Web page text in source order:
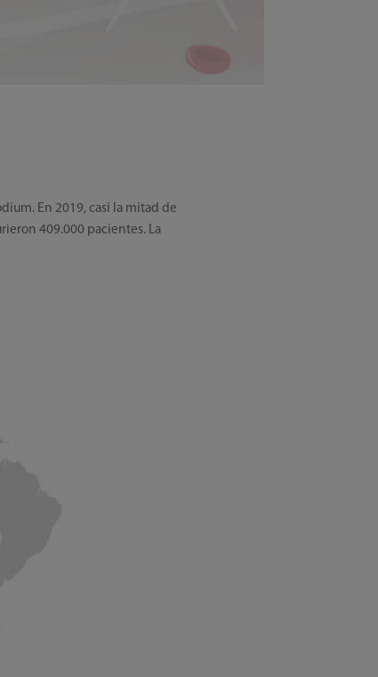
En 2019, casi la mitad de
409.000 pacientes. La